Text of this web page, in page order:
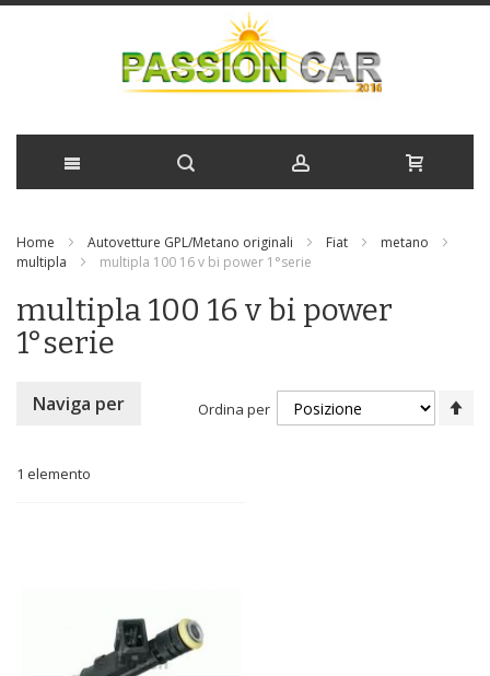
Home Autovetture GPL/Metano originali Fiat
metano
multipla
multipla 100 16 v bi power 1°serie
multipla 100 16 v bi power
1°serie
1 elemento
Ordina per
Naviga per